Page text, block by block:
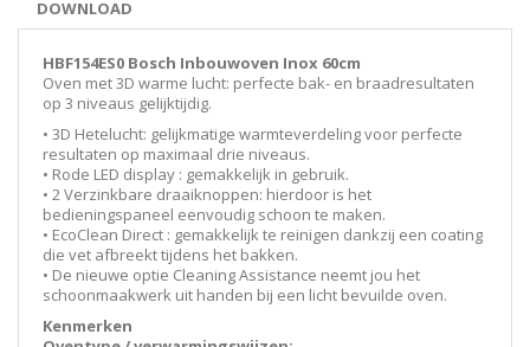
DOWNLOAD
HBF154ES0 Bosch Inbouwoven Inox 60cm
Oven met 3D warme lucht: perfecte bak- en braadresultaten
op 3 niveaus gelijktijdig.
• 3D Hetelucht: gelijkmatige warmteverdeling voor perfecte
resultaten op maximaal drie niveaus.
• Rode LED display : gemakkelijk in gebruik.
• 2 Verzinkbare draaiknoppen: hierdoor is het
bedieningspaneel eenvoudig schoon te maken.
• EcoClean Direct : gemakkelijk te reinigen dankzij een coating
die vet afbreekt tijdens het bakken.
• De nieuwe optie Cleaning Assistance neemt jou het
schoonmaakwerk uit handen bij een licht bevuilde oven.
Kenmerken